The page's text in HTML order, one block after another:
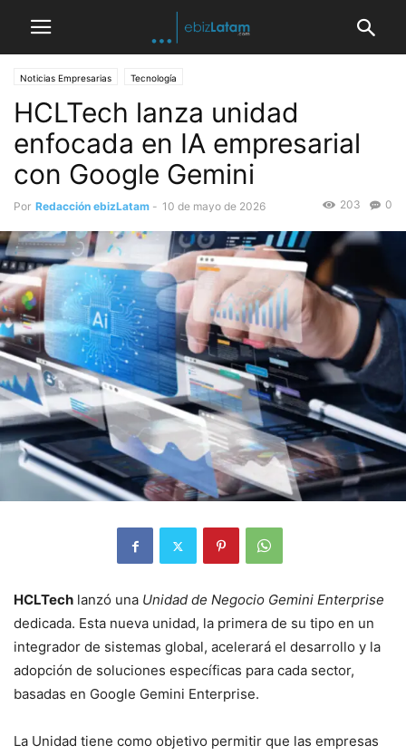
Noticias Empresarias Tecnología
HCLTech lanza unidad
enfocada en IA empresarial
con Google Gemini
Por Redacción ebizLatam - 10 de mayo de 2026 0
203
HCLTech lanzó una Unidad de Negocio Gemini Enterprise
dedicada. Esta nueva unidad, la primera de su tipo en un
integrador de sistemas global, acelerará el desarrollo y la
adopción de soluciones específicas para cada sector,
basadas en Google Gemini Enterprise.
La Unidad tiene como objetivo permitir que las empresas